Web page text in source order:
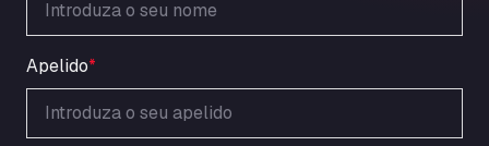
Obernburger Str. 127, 63811
Ardleigh South Services
a120 westbound, CO77SL
Area 47 Hermanos Rico
Autovia A4 km 47, 28300
Apelido*